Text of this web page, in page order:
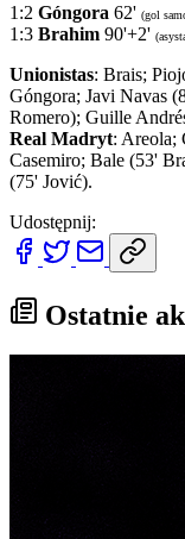
1:2 Góngora 62' (gol
1:3 Brahim 90'+2'
Unionistas: Brais;
Góngora; Javi Navas
Romero); Guille
Real Madryt: Areola;
Casemiro; Bale (53'
(75' Jović).
Udostępnij:
Ostatnie